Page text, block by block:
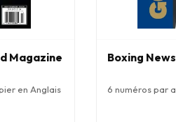
Magazine
en Anglais
Boxing
6 numéros par